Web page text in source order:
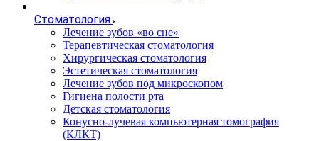
Стоматология
Лечение зубов «во сне»
Терапевтическая стоматология
Хирургическая стоматология
Эстетическая стоматология
Лечение зубов под микроскопом
Гигиена полости рта
Детская стоматология
Конусно-лучевая компьютерная томография
(КЛКТ)